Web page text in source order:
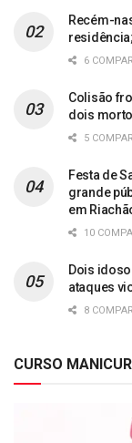
Recém-
6
Colisão
dois
5
Festa de
grande
em
10
Dois
ataques
8
CURSO